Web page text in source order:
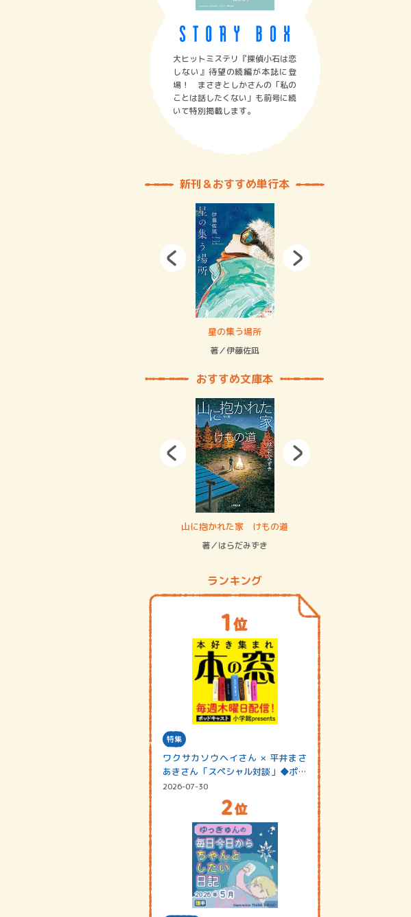
大ヒットミステリ『探偵小石は恋
しない』待望の続編が本誌に登
場！ まさきとしかさんの「私の
ことは話したくない」も前号に続
いて特別掲載します。
新刊＆おすすめ単行本
星の集う場所
著／伊藤佐凪
おすすめ文庫本
山に抱かれた家 けもの道
著／はらだみずき
ランキング
特集
ワクサカソウヘイさん × 平井まさ
あきさん「スペシャル対談」◆ポッ
ドキャスト…
2026-07-30